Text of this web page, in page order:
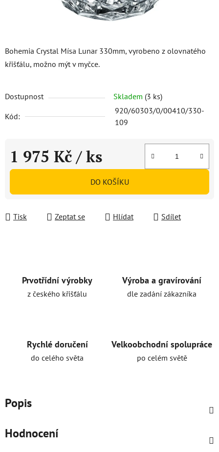
Bohemia Crystal Mísa Lunar 330mm, vyrobeno z olovnatého
křišťálu, možno mýt v myčce.
Dostupnost Skladem (3 ks)
Kód:
920/60303/0/00410/330-
109
1 975 Kč / ks
Měrná cena:
DO KOŠÍKU
Tisk Zeptat se Hlídat Sdílet
Prvotřídní výrobky
z českého křišťálu
Výroba a gravírování
dle zadání zákazníka
Rychlé doručení
do celého světa
Velkoobchodní spolupráce
po celém světě
Popis
Hodnocení